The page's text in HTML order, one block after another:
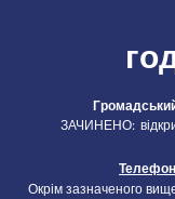
Натисніть, щоб
ЗАЧИНЕНО:
Окрім зазначеного